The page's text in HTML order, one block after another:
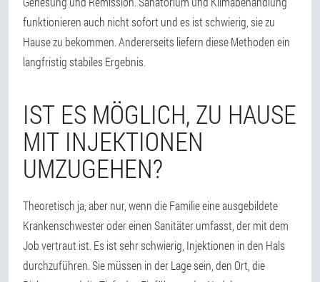
funktionieren auch nicht sofort und es ist schwierig, sie zu
Hause zu bekommen. Andererseits liefern diese Methoden ein
langfristig stabiles Ergebnis.
IST ES MÖGLICH, ZU HAUSE
MIT INJEKTIONEN
UMZUGEHEN?
Theoretisch ja, aber nur, wenn die Familie eine ausgebildete
Krankenschwester oder einen Sanitäter umfasst, der mit dem
Job vertraut ist. Es ist sehr schwierig, Injektionen in den Hals
durchzuführen. Sie müssen in der Lage sein, den Ort, die